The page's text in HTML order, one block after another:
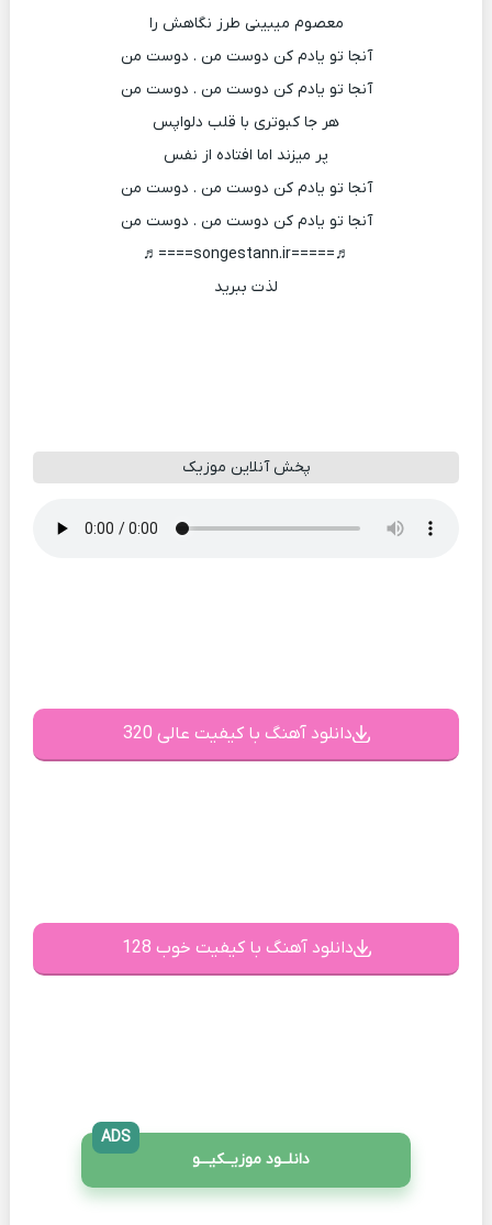
معصوم میبینی طرز نگاهش را
آنجا تو یادم کن دوست من . دوست من
آنجا تو یادم کن دوست من . دوست من
هر جا کبوتری با قلب دلواپس
پر میزند اما افتاده از نفس
آنجا تو یادم کن دوست من . دوست من
آنجا تو یادم کن دوست من . دوست من
♬=====songestann.ir====♬
لذت ببرید
پخش آنلاین موزیک
دانلود آهنگ با کیفیت عالی 320
دانلود آهنگ با کیفیت خوب 128
دانلــود موزیــکیـــو
ADS